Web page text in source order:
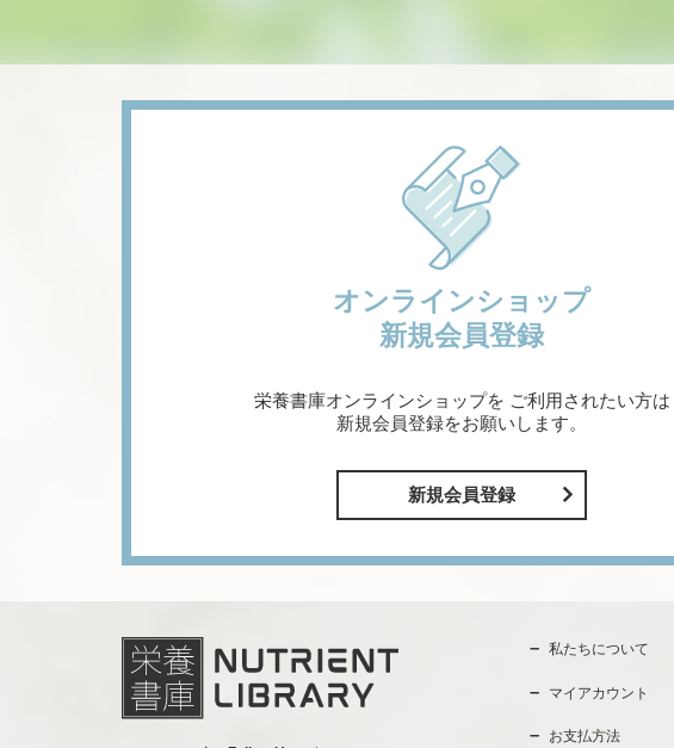
オンラインショップ
新規会員登録
栄養書庫オンラインショップを ご利用されたい方は
新規会員登録をお願いします。
新規会員登録
私たちについて
マイアカウント
お支払方法